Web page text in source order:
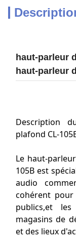
haut-parleur
haut-parleur
Description
plafond CL-
Le haut-
105B est
audio
cohérent
publics,et
magasins de
et des lieux